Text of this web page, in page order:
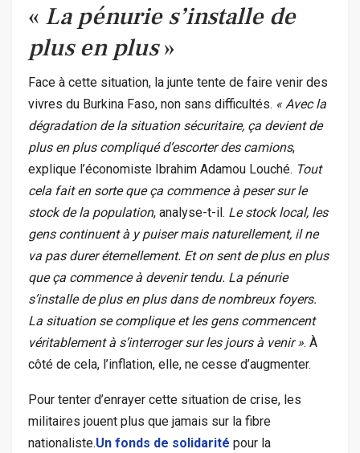
« La pénurie s’installe de
plus en plus»
Face à cette situation, la junte tente de faire venir des
vivres du Burkina Faso, non sans difficultés. « Avec la
dégradation de la situation sécuritaire, ça devient de
plus en plus compliqué d’escorter des camions,
explique l’économiste Ibrahim Adamou Louché. Tout
cela fait en sorte que ça commence à peser sur le
stock de la population, analyse-t-il. Le stock local, les
gens continuent à y puiser mais naturellement, il ne
va pas durer éternellement. Et on sent de plus en plus
que ça commence à devenir tendu. La pénurie
s’installe de plus en plus dans de nombreux foyers.
La situation se complique et les gens commencent
véritablement à s’interroger sur les jours à venir ». À
côté de cela, l’inflation, elle, ne cesse d’augmenter.
Pour tenter d’enrayer cette situation de crise, les
militaires jouent plus que jamais sur la fibre
nationaliste.Un fonds de solidarité pour la